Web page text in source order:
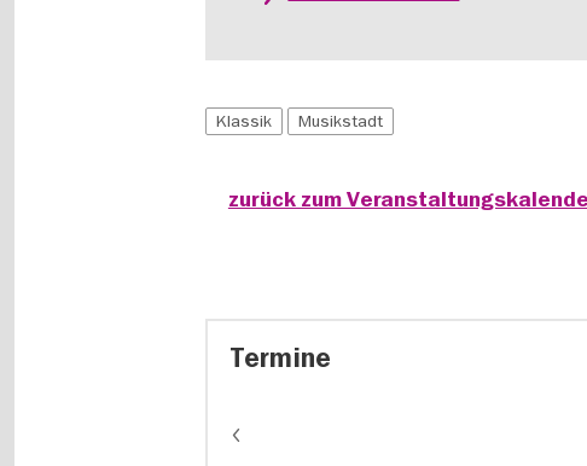
Klassik Musikstadt
zurück zum
Termine